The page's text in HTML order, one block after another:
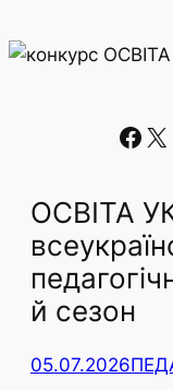
Facebook X
ОСВІТА
й сезон
05.07.2026